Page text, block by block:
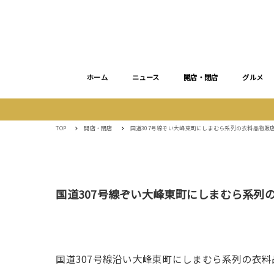
ホーム ニュース 開店・閉店 グルメ
TOP 開店・閉店 国道307号線ぞい大峰東町にしまむら系列の衣料品物販
国道307号線ぞい大峰東町にしまむら系列
国道307号線沿い大峰東町にしまむら系列の衣